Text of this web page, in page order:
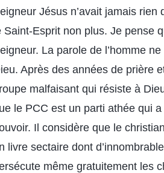
Jésus n’avait jamais
Saint-Esprit non plus. Je pense
La parole de l’homme
Après des années de prière
malfaisant qui résiste à
le PCC est un parti athée qui
Il considère que le
livre sectaire dont
même gratuitement les